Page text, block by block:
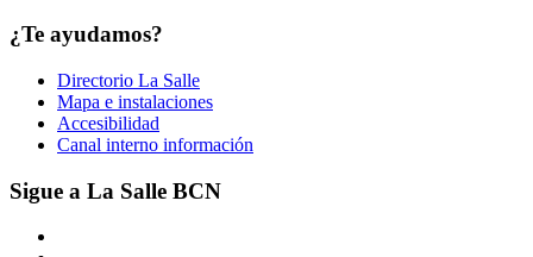
¿Te ayudamos?
Directorio La Salle
Mapa e instalaciones
Accesibilidad
Canal interno información
Sigue a La Salle BCN